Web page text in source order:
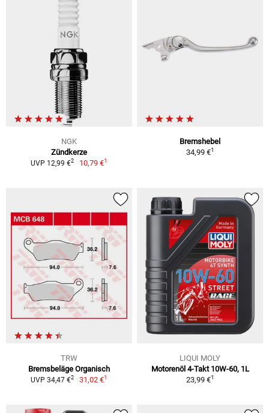
NGK
Zündkerze
UVP 12,99 €2 10,79 €1
Bremshebel
34,99 €1
TRW
Bremsbeläge Organisch
UVP 34,47 €2 31,02 €1
LIQUI MOLY
Motorenöl 4-Takt 10W-60, 1L
23,99 €1